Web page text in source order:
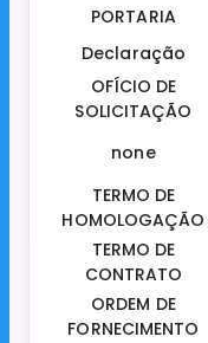
PORTARIA
Declaração
OFÍCIO DE
SOLICITAÇÃO
none
TERMO DE
HOMOLOGAÇÃO
TERMO DE
CONTRATO
ORDEM DE
FORNECIMENTO